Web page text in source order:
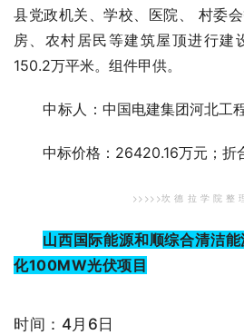
县党政机关、学校、医院、 村委
房、农村居民等建筑屋顶进行建
150.2万平米。组件甲供。
中标人 ：中国电建集团河北工
中标价格：26420.16万元；折
>>>>>坎 德 拉 学 院 整
山西国际能源和顺综合清洁
化100MW光伏项目
时间：4月6日